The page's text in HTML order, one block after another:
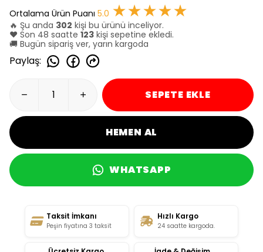
Ortalama Ürün Puanı 5.0 ★★★★★
🔥 Şu anda 302 kişi bu ürünü inceliyor.
❤️ Son 48 saatte 123 kişi sepetine ekledi.
🚚 Bugün sipariş ver, yarın kargoda
Paylaş:
SEPETE EKLE
HEMEN AL
WHATSAPP
Taksit İmkanı
Peşin fiyatına 3 taksit
Hızlı Kargo
24 saatte kargoda.